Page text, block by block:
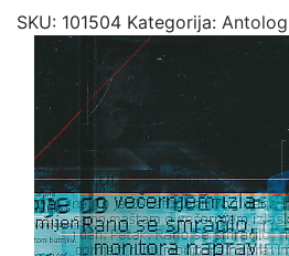
SKU: 101504 Kategorija: